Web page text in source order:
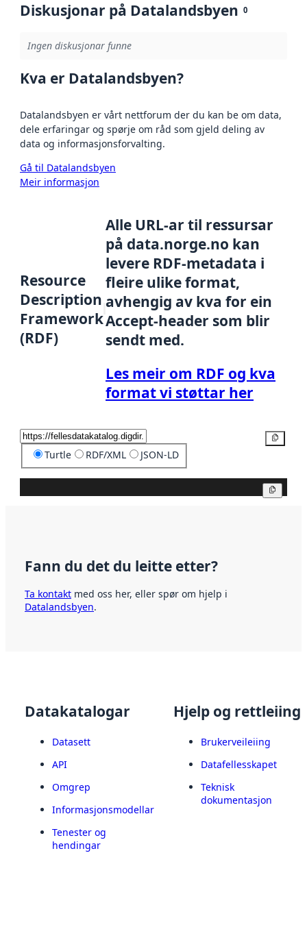
Diskusjonar på Datalandsbyen 0
Ingen diskusjonar funne
Kva er Datalandsbyen?
Datalandsbyen er vårt nettforum der du kan be om data,
dele erfaringar og spørje om råd som gjeld deling av
data og informasjonsforvalting.
Gå til Datalandsbyen
Meir informasjon
Resource
Description
Framework
(RDF)
Alle URL-ar til ressursar
på data.norge.no kan
levere RDF-metadata i
fleire ulike format,
avhengig av kva for ein
Accept-header som blir
sendt med.
Les meir om RDF og kva
format vi støttar her
Turtle RDF/XML JSON-LD
Fann du det du leitte etter?
Ta kontakt med oss her, eller spør om hjelp i
Datalandsbyen.
Datakatalogar
Datasett
API
Omgrep
Informasjonsmodellar
Tenester og
hendingar
Hjelp og rettleiing
Brukerveileiing
Datafellesskapet
Teknisk
dokumentasjon